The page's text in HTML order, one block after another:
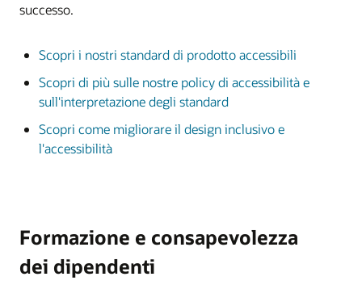
successo.
Scopri i nostri standard di prodotto accessibili
Scopri di più sulle nostre policy di accessibilità e
sull'interpretazione degli standard
Scopri come migliorare il design inclusivo e
l'accessibilità
Formazione e consapevolezza
dei dipendenti